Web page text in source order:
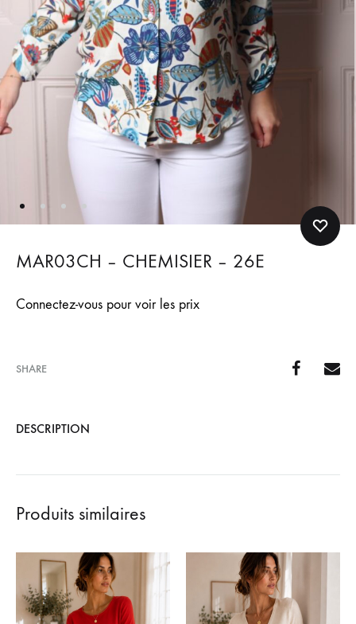
MAR03CH – CHEMISIER – 26E
Connectez-vous pour voir les prix
SHARE
DESCRIPTION
Produits similaires